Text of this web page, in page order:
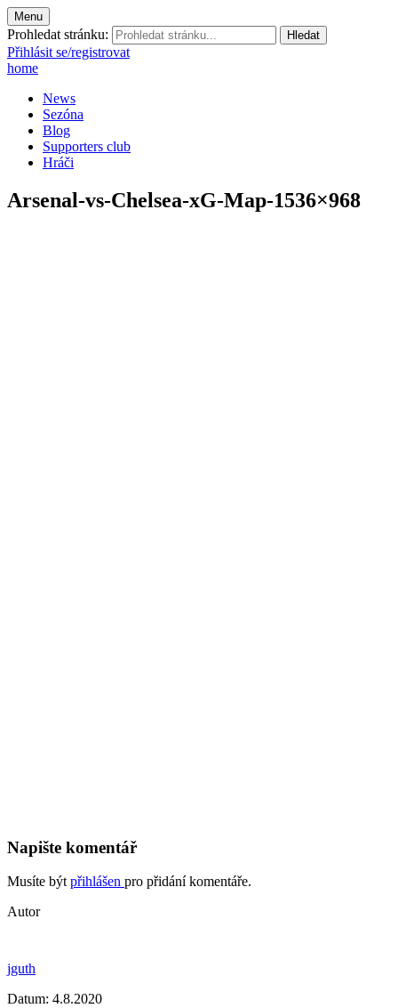
Menu
Prohledat stránku:
Přihlásit se/registrovat
home
News
Sezóna
Blog
Supporters club
Hráči
Arsenal-vs-Chelsea-xG-Map-1536×968
Napište komentář
Musíte být přihlášen pro přidání komentáře.
Autor
jguth
Datum: 4.8.2020